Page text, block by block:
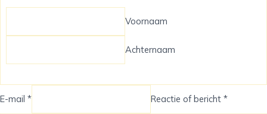
Voornaam
Achternaam
E-mail * Reactie of bericht *